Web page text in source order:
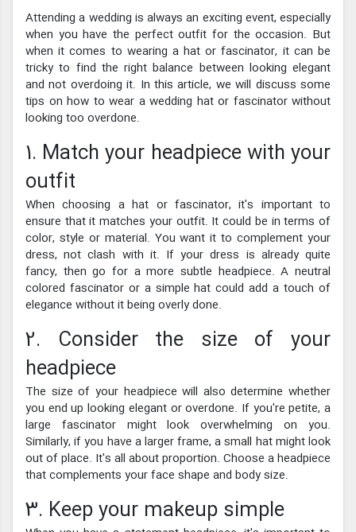
Attending a wedding is always an exciting event, especially
when you have the perfect outfit for the occasion. But
when it comes to wearing a hat or fascinator, it can be
tricky to find the right balance between looking elegant
and not overdoing it. In this article, we will discuss some
tips on how to wear a wedding hat or fascinator without
looking too overdone.
1. Match your headpiece with your
outfit
When choosing a hat or fascinator, it's important to
ensure that it matches your outfit. It could be in terms of
color, style or material. You want it to complement your
dress, not clash with it. If your dress is already quite
fancy, then go for a more subtle headpiece. A neutral
colored fascinator or a simple hat could add a touch of
elegance without it being overly done.
2. Consider the size of your
headpiece
The size of your headpiece will also determine whether
you end up looking elegant or overdone. If you're petite, a
large fascinator might look overwhelming on you.
Similarly, if you have a larger frame, a small hat might look
out of place. It's all about proportion. Choose a headpiece
that complements your face shape and body size.
3. Keep your makeup simple